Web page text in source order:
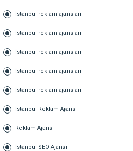
İstanbul reklam ajansları
İstanbul reklam ajansları
İstanbul reklam ajansları
İstanbul reklam ajansları
İstanbul reklam ajansları
İstanbul Reklam Ajansı
Reklam Ajansı
İstanbul SEO Ajansı